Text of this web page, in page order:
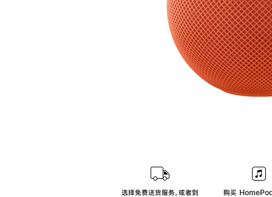
选择免费送货服务，或者到
购买